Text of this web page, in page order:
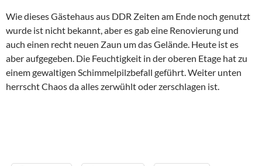
Wie dieses Gästehaus aus DDR Zeiten am Ende noch genutzt
wurde ist nicht bekannt, aber es gab eine Renovierung und
auch einen recht neuen Zaun um das Gelände. Heute ist es
aber aufgegeben. Die Feuchtigkeit in der oberen Etage hat zu
einem gewaltigen Schimmelpilzbefall geführt. Weiter unten
herrscht Chaos da alles zerwühlt oder zerschlagen ist.